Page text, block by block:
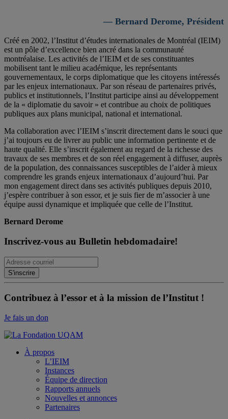
— Bernard Derome, Président
Créé en 2002, l’Institut d’études internationales de Montréal (IEIM)
est un pôle d’excellence bien ancré dans la communauté
montréalaise. Les activités de l’IEIM et de ses constituantes
mobilisent tant le milieu académique, les représentants
gouvernementaux, le corps diplomatique que les citoyens intéressés
par les enjeux internationaux. Par son réseau de partenaires privés,
publics et institutionnels, l’Institut participe ainsi au développement
de la « diplomatie du savoir » et contribue au choix de politiques
publiques aux plans municipal, national et international.
Ma collaboration avec l’IEIM s’inscrit directement dans le souci que
j’ai toujours eu de livrer au public une information pertinente et de
haute qualité. Elle s’inscrit également au regard de la richesse des
travaux de ses membres et de son réel engagement à diffuser, auprès
de la population, des connaissances susceptibles de l’aider à mieux
comprendre les grands enjeux internationaux d’aujourd’hui. Par
mon engagement direct dans ses activités publiques depuis 2010,
j’espère contribuer à son essor, et je suis fier de m’associer à une
équipe aussi dynamique et impliquée que celle de l’Institut.
Bernard Derome
Inscrivez-vous au Bulletin hebdomadaire!
Contribuez à l’essor et à la mission de l’Institut !
Je fais un don
À propos
L’IEIM
Instances
Équipe de direction
Rapports annuels
Nouvelles et annonces
Partenaires